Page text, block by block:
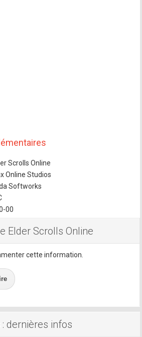
Scrolls Online
Online Studios
Softworks
00
Elder Scrolls Online
cette information.
dernières infos